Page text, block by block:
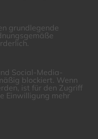
grundlegende
Social-Media-
blockiert. Wenn
ist für den Zugriff
Einwilligung mehr